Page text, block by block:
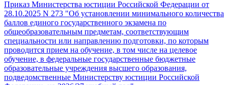
Приказ Министерства юстиции Российской Федерации от
28.10.2025 N 273 "Об установлении минимального количества
баллов единого государственного экзамена по
общеобразовательным предметам, соответствующим
специальности или направлению подготовки, по которым
проводится прием на обучение, в том числе на целевое
обучение, в федеральные государственные бюджетные
образовательные учреждения высшего образования,
подведомственные Министерству юстиции Российской